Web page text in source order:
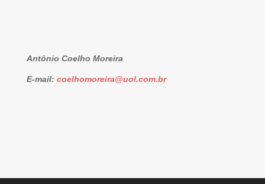
Antônio Coelho Moreira
E-mail: coelhomoreira@uol.com.br